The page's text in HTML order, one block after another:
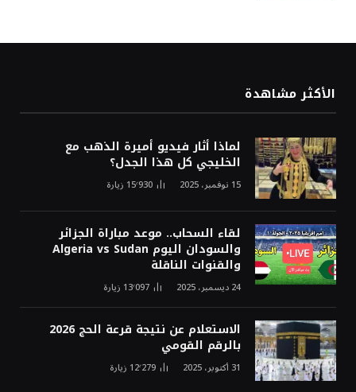
الأكثر مشاهدة
لماذا أثار فيديو أميرة الذهب مع
الخليجي كل هذا الجدل؟
15 نوفمبر، 2025 15٬930 زيارة
لقاء السحاب.. موعد مباراة الجزائر
والسودان اليوم Algeria vs Sudan
والقنوات الناقلة
24 ديسمبر، 2025 13٬097 زيارة
الاستعلام عن نتيجة قرعة الحج 2026
بالرقم القومي
31 أكتوبر، 2025 12٬279 زيارة